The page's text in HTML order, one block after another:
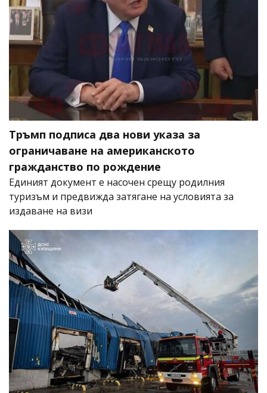
Тръмп подписа два нови указа за
ограничаване на американското
гражданство по рождение
Единият документ е насочен срещу родилния
туризъм и предвижда затягане на условията за
издаване на визи